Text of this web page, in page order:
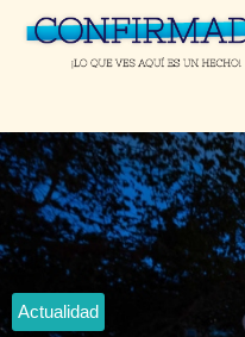
Actualidad